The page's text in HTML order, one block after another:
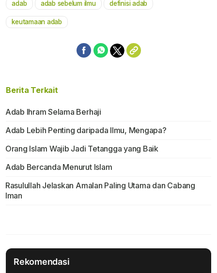
adab adab sebelum ilmu definisi adab
keutamaan adab
Berita Terkait
Adab Ihram Selama Berhaji
Adab Lebih Penting daripada Ilmu, Mengapa?
Orang Islam Wajib Jadi Tetangga yang Baik
Adab Bercanda Menurut Islam
Rasulullah Jelaskan Amalan Paling Utama dan Cabang
Iman
Rekomendasi